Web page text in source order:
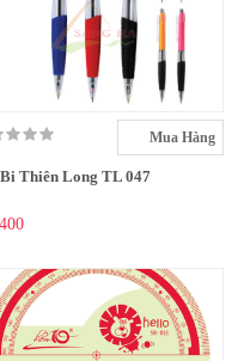
Mua Hàng
Thiên Long TL 047